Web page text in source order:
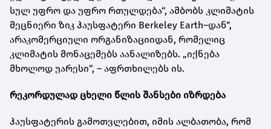
სულ უფრო და უფრო რთულდება“, ამბობს კლიმატის
მეცნიერი ზიკ ჰაუსფატერი Berkeley Earth–დან“,
არაკომერციული ორგანიზაციიდან, რომელიც
კლიმატის მონაცემებს აანალიზებს. „იქნება
მხოლოდ უარესი“, – აფრთხილებს ის.
რეკორდულად ცხელი წლის შანსები იზრდება
ჰაუსფატერის გამოთვლებით, იმის ალბათობა, რომ